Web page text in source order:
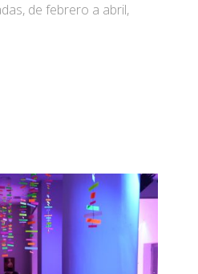
de febrero a abril,